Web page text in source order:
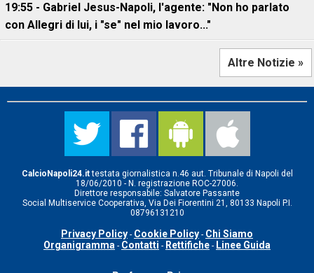
19:55 - Gabriel Jesus-Napoli, l'agente: "Non ho parlato
con Allegri di lui, i "se" nel mio lavoro..."
Altre Notizie »
CalcioNapoli24.ittestata giornalistica n.46 aut. Tribunale di Napoli del
18/06/2010 - N. registrazione ROC-27006.
Direttore responsabile: Salvatore Passante
Social Multiservice Cooperativa, Via Dei Fiorentini 21, 80133 Napoli P.I.
08796131210
Privacy Policy - Cookie Policy - Chi Siamo
Organigramma - Contatti - Rettifiche - Linee Guida